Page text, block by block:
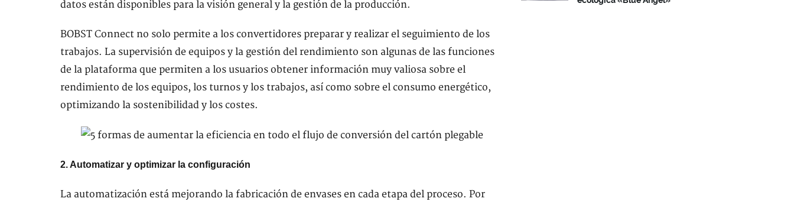
datos están disponibles para la visión general y la gestión de la producción.
BOBST Connect no solo permite a los convertidores preparar y realizar el seguimiento de los
trabajos. La supervisión de equipos y la gestión del rendimiento son algunas de las funciones
de la plataforma que permiten a los usuarios obtener información muy valiosa sobre el
rendimiento de los equipos, los turnos y los trabajos, así como sobre el consumo energético,
optimizando la sostenibilidad y los costes.
2. Automatizar y optimizar la configuración
La automatización está mejorando la fabricación de envases en cada etapa del proceso. Por